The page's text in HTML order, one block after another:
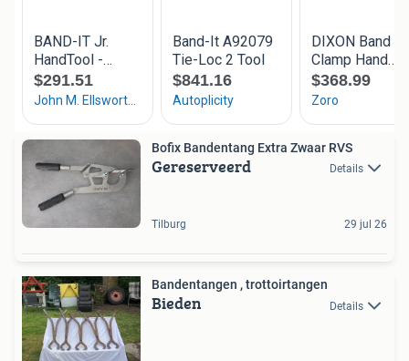
Bofix Bandentang Extra Zwaar RVS
Gereserveerd Details
Tilburg 29 jul 26
Bandentangen , trottoirtangen
Bieden Details